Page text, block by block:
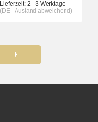
Lieferzeit: 2 - 3 Werktage
(DE - Ausland abweichend)